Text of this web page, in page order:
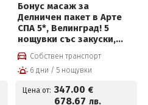
Бонус масаж за
Делничен пакет в Арте
СПА 5*, Велинград! 5
нощувки със закуски,
вечери, масаж,
вътрешен и външен
басейн с минерална вода
и СПА пакет и Безплатно
за деца до 12 г
Собствен транспорт
6 дни / 5 нощувки
Цена от: 347.00 €
678.67 лв.